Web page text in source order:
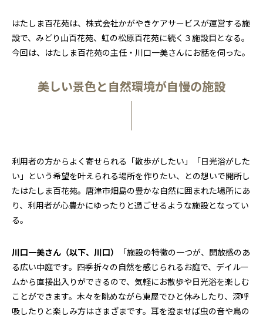
はたしま百花苑は、株式会社かがやきケアサービスが運営する施
設で、みどり山百花苑、虹の松原百花苑に続く３施設目となる。
今回は、はたしま百花苑の主任・川口一美さんにお話を伺った。
美しい景色と自然環境が自慢の施設
利用者の方からよく寄せられる「散歩がしたい」「日光浴がした
い」という希望を叶えられる場所を作りたい、との想いで開所し
たはたしま百花苑。唐津市畑島の豊かな自然に囲まれた場所にあ
り、利用者が心豊かにゆったりと過ごせるような施設となってい
る。
川口一美さん（以下、川口）
「施設の特徴の一つが、開放感のあ
る広い中庭です。四季折々の自然を感じられるお庭で、デイルー
ムから直接出入りができるので、気軽にお散歩や日光浴を楽しむ
ことができます。木々を眺めながら東屋でひと休みしたり、深呼
吸したりと楽しみ方はさまざまです。耳を澄ませば虫の音や鳥の